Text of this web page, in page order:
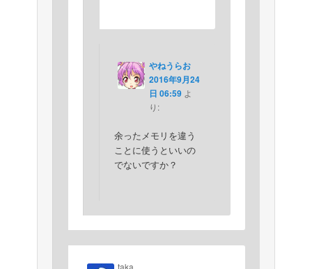
やねうらお
2016年9月24
日 06:59 よ
り:
余ったメモリを違う
ことに使うといいの
でないですか？
taka